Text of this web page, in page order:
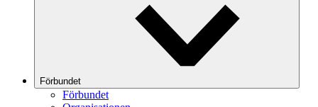
Förbundet
Förbundet